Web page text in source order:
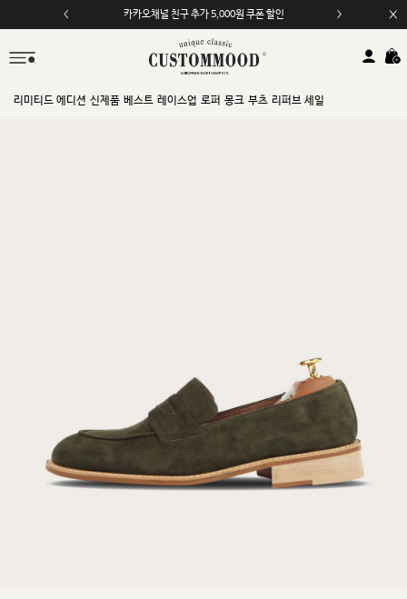
모바일 앱 자동 2,000원 할인
리미티드 에디션 신제품 베스트 레이스업 로퍼 몽크 부츠 리퍼브 세일